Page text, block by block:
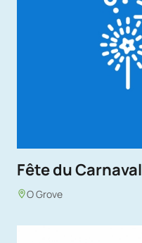
Fête du Carnaval
O Grove